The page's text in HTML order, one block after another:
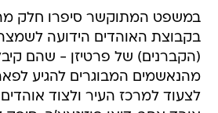
במשפט המתוקשר סיפרו חלק
(הקברנים) של פרטיזן - שהם
מהנאשמים המבוגרים להגיע
לצעוד למרכז העיר ולצוד